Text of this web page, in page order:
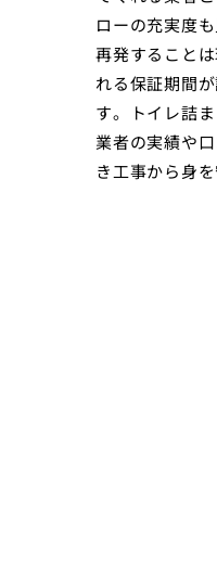
ローの充実度
再発すること
れる保証期間
す。トイレ詰
業者の実績や
き工事から身